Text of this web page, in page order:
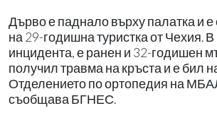
Дърво е паднало върху палатка и
на 29-годишна туристка от Чехия. В
инцидента, е ранен и 32-годишен
получил травма на кръста и е бил
Отделението по ортопедия на
съобщава БГНЕС.